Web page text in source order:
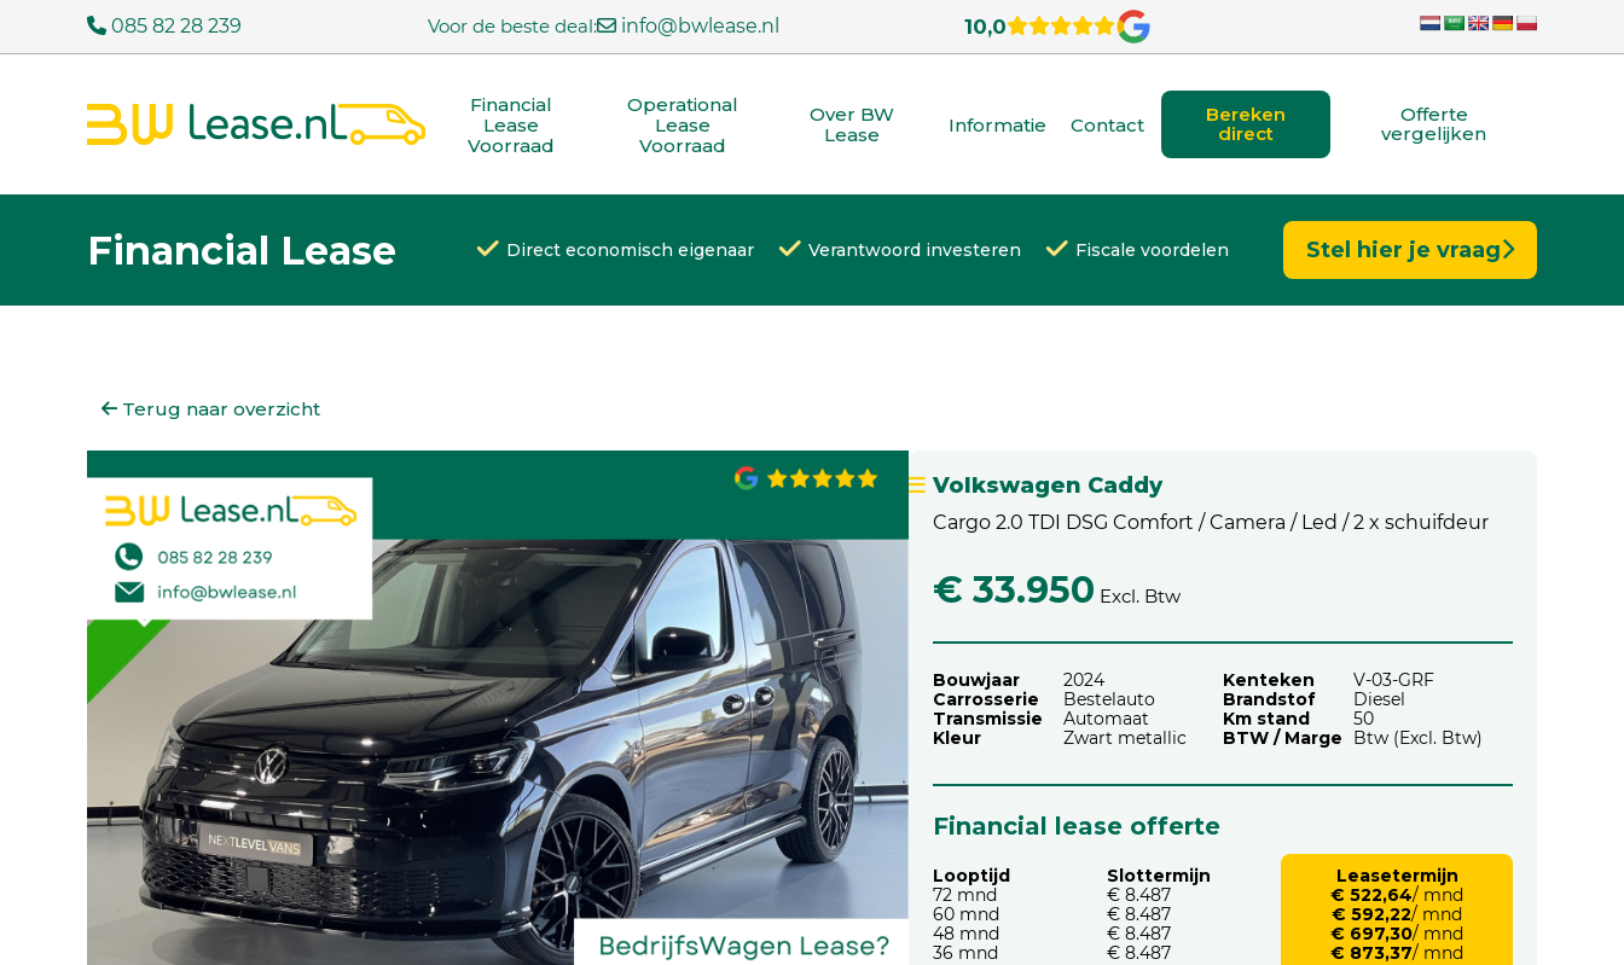
085 82 28 239 Voor de beste deal: info@bwlease.nl 10,0
Financial
Lease
Voorraad
Operational
Lease
Voorraad
Over BW
Lease
Informatie Contact
Bereken
direct
Offerte
vergelijken
Financial Lease Direct economisch eigenaar Verantwoord investeren Fiscale voordelen Stel hier je vraag
Terug naar overzicht
Volkswagen Caddy
Cargo 2.0 TDI DSG Comfort / Camera / Led / 2 x schuifdeur
€ 33.950 Excl. Btw
Bouwjaar
2024
Carrosserie
Bestelauto
Transmissie
Automaat
Kleur
Zwart metallic
Kenteken
V-03-GRF
Brandstof
Diesel
Km stand
50
BTW / Marge
Btw (Excl. Btw)
Financial lease offerte
Looptijd
72 mnd
60 mnd
48 mnd
36 mnd
Slottermijn
€ 8.487
€ 8.487
€ 8.487
€ 8.487
Leasetermijn
€ 522,64/ mnd
€ 592,22/ mnd
€ 697,30/ mnd
€ 873,37/ mnd